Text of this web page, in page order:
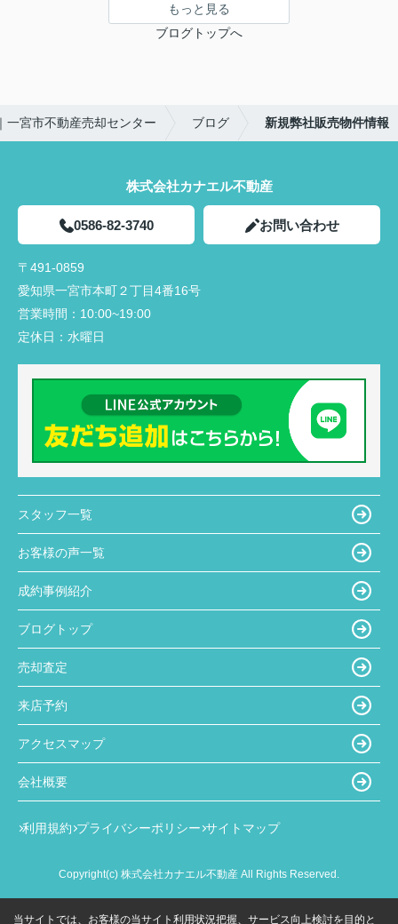
もっと見る
ブログトップへ
一宮市不動産売却センター ブログ 新規弊社販売物件情報
株式会社カナエル不動産
0586-82-3740 お問い合わせ
〒491-0859
愛知県一宮市本町２丁目4番16号
営業時間： 10:00~19:00
定休日： 水曜日
スタッフ一覧
お客様の声一覧
成約事例紹介
ブログトップ
売却査定
来店予約
アクセスマップ
会社概要
利用規約 プライバシーポリシー サイトマップ
Copyright(c) 株式会社カナエル不動産 All Rights Reserved.
当サイトでは、お客様の当サイト利用状況把握、サービス向上検討を目的と